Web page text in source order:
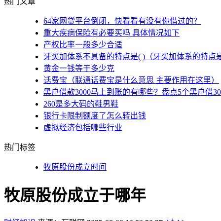
64家网贷平台倒闭，快看看有没有你借过的？
重大疾病保险有必要买吗 具体情况如下
产权比率一般多少合适
牙买加体系不具备的特点是( )（牙买加体系的特点
黄金一钱等于多少克
话费宝（联通话费宝是什么意思 主要作用在这里）
黑户借款3000马上到账的有哪些？盘点5个黑户借
260是多大码的鞋男鞋
银行卡限制额度了怎么转出钱
虚拟经济包括哪些行业
热门标签
牧原股份成立时间
牧原股份成立于哪年